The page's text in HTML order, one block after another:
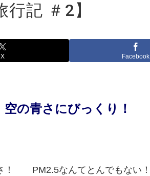
行記 ＃2】
X Facebook
空の青さにびっくり！
！ PM2.5なんてとんでもない！